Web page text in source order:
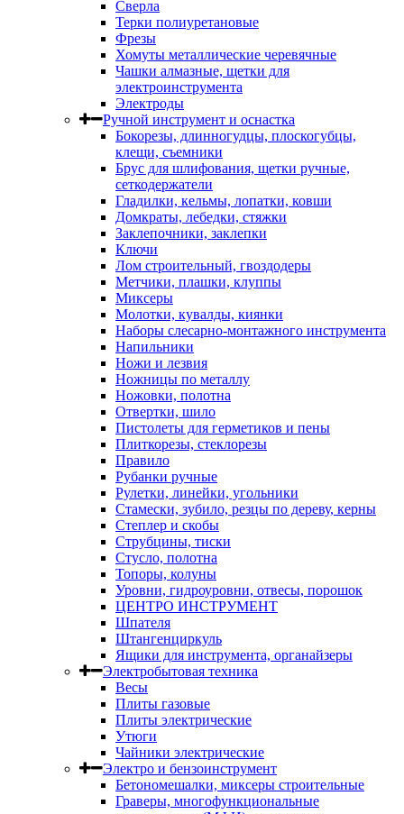
Сверла
Терки полиуретановые
Фрезы
Хомуты металлические черевячные
Чашки алмазные, щетки для
электроинструмента
Электроды
Ручной инструмент и оснастка
Бокорезы, длинногудцы, плоскогубцы,
клещи, съемники
Брус для шлифования, щетки ручные,
сеткодержатели
Гладилки, кельмы, лопатки, ковши
Домкраты, лебедки, стяжки
Заклепочники, заклепки
Ключи
Лом строительный, гвоздодеры
Метчики, плашки, клуппы
Миксеры
Молотки, кувалды, киянки
Наборы слесарно-монтажного инструмента
Напильники
Ножи и лезвия
Ножницы по металлу
Ножовки, полотна
Отвертки, шило
Пистолеты для герметиков и пены
Плиткорезы, стеклорезы
Правило
Рубанки ручные
Рулетки, линейки, угольники
Стамески, зубило, резцы по дереву, керны
Степлер и скобы
Струбцины, тиски
Стусло, полотна
Топоры, колуны
Уровни, гидроуровни, отвесы, порошок
ЦЕНТРО ИНСТРУМЕНТ
Шпателя
Штангенциркуль
Ящики для инструмента, органайзеры
Электробытовая техника
Весы
Плиты газовые
Плиты электрические
Утюги
Чайники электрические
Электро и бензоинструмент
Бетономешалки, миксеры строительные
Граверы, многофункциональные